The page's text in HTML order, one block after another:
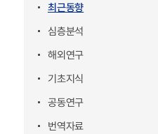
최근동향
심층분석
해외연구
기초지식
공동연구
번역자료